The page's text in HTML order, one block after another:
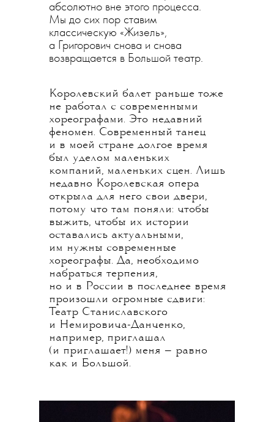
абсолютно вне этого процесса.
Мы до сих пор ставим
классическую «Жизель»,
а Григорович снова и снова
возвращается в Большой театр.
Королевский балет раньше тоже
не работал с современными
хореографами. Это недавний
феномен. Современный танец
и в моей стране долгое время
был уделом маленьких
компаний, маленьких сцен. Лишь
недавно Королевская опера
открыла для него свои двери,
потому что там поняли: чтобы
выжить, чтобы их истории
оставались актуальными,
им нужны современные
хореографы. Да, необходимо
набраться терпения,
но и в России в последнее время
произошли огромные сдвиги:
Театр Станиславского
и Немировича-Данченко,
например, приглашал
(и приглашает!) меня — равно
как и Большой.